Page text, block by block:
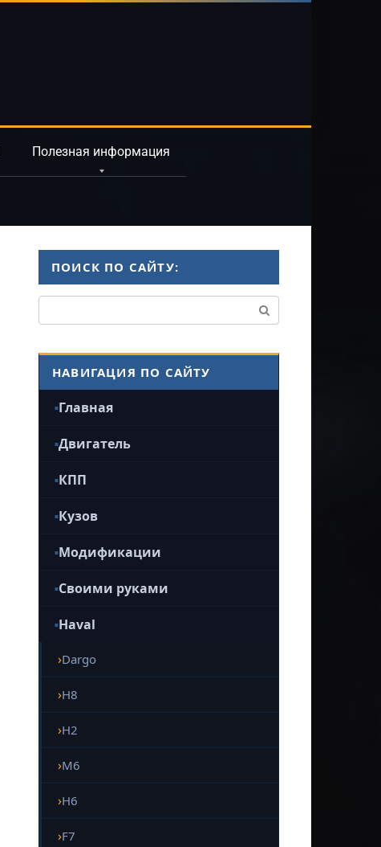
Полезная информация
ПОИСК ПО САЙТУ:
НАВИГАЦИЯ ПО САЙТУ
Главная
Двигатель
КПП
Кузов
Модификации
Своими руками
Haval
Dargo
H8
H2
M6
H6
F7